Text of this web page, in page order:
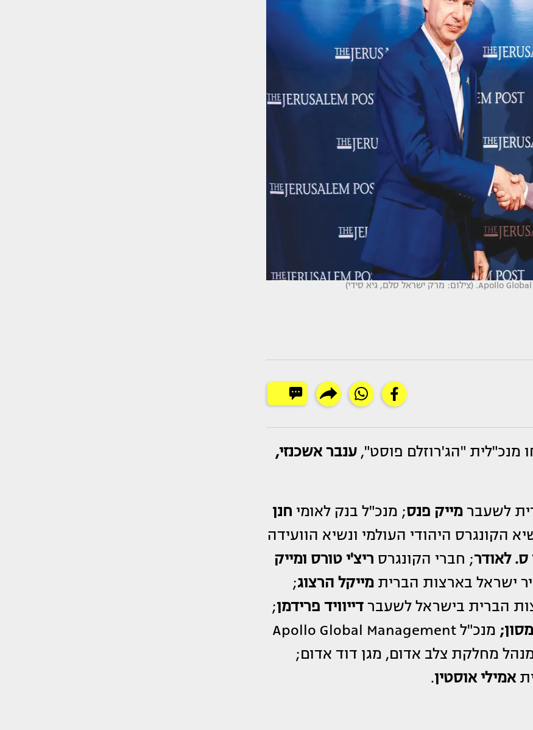
מנכ"לית "הג'רוזלם פוסט",ענבר אשכנזי,
לשעבר מייק פנס; מנכ"ל בנק לאומי חנן
הקונגרס היהודי העולמי ונשיא הוועידה
ס. לאודר; חברי הקונגרס ריצ'י טורס ומייק
ישראל בארצות הבריתמייקל הרצוג;
הברית בישראל לשעברדייוויד פרידמן;
מנכ"ל Apollo Global Management
מחלקת צלב אדום, מגן דוד אדום;
אמילי אוסטין.